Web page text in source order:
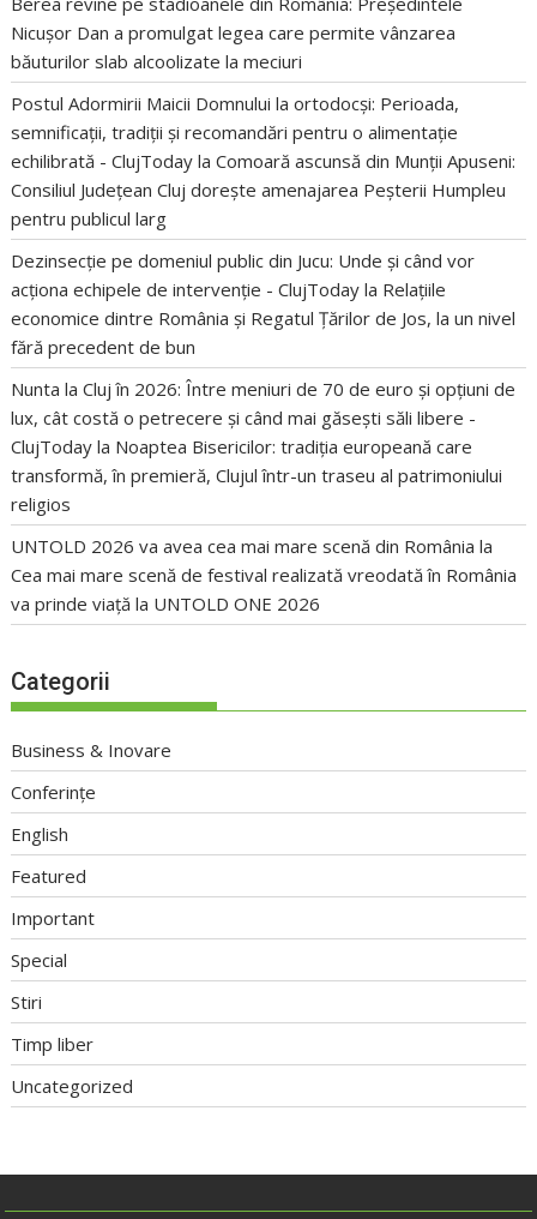
Nicușor Dan a promulgat legea care permite vânzarea
băuturilor slab alcoolizate la meciuri
Postul Adormirii Maicii Domnului la ortodocși: Perioada,
semnificații, tradiții și recomandări pentru o alimentație
echilibrată - ClujToday laComoară ascunsă din Munții Apuseni:
Consiliul Județean Cluj dorește amenajarea Peșterii Humpleu
pentru publicul larg
Dezinsecție pe domeniul public din Jucu: Unde și când vor
acționa echipele de intervenție - ClujToday la Relațiile
economice dintre România și Regatul Țărilor de Jos, la un nivel
fără precedent de bun
Nunta la Cluj în 2026: Între meniuri de 70 de euro și opțiuni de
lux, cât costă o petrecere și când mai găsești săli libere -
ClujToday la Noaptea Bisericilor: tradiția europeană care
transformă, în premieră, Clujul într-un traseu al patrimoniului
religios
UNTOLD 2026 va avea cea mai mare scenă din România la
Cea mai mare scenă de festival realizată vreodată în România
va prinde viață la UNTOLD ONE 2026
Categorii
Business & Inovare
Conferințe
English
Featured
Important
Special
Stiri
Timp liber
Uncategorized